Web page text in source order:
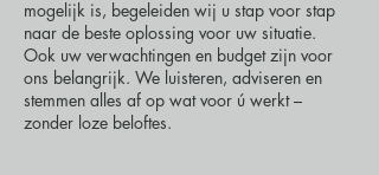
mogelijk is, begeleiden wij u stap voor stap
naar de beste oplossing voor uw situatie.
Ook uw verwachtingen en budget zijn voor
ons belangrijk. We luisteren, adviseren en
stemmen alles af op wat voor ú werkt –
zonder loze beloftes.